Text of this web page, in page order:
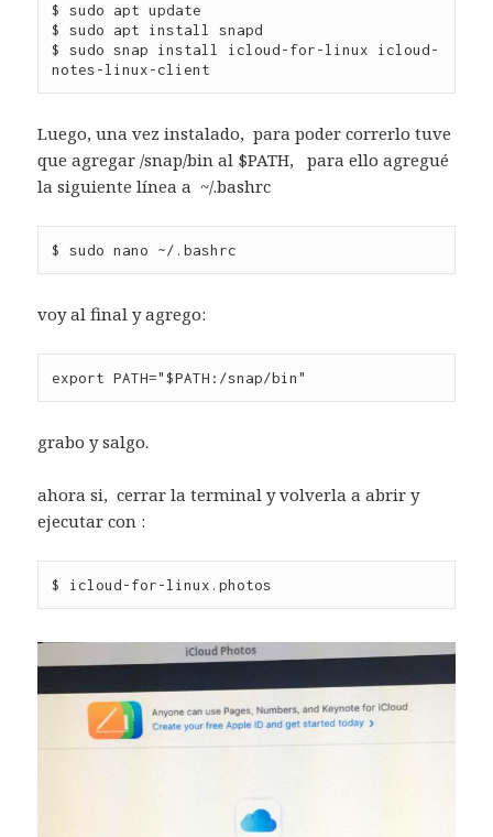
$ sudo apt update
$ sudo apt install snapd
$ sudo snap install icloud-for-linux icloud-
notes-linux-client
Luego, una vez instalado, para poder correrlo tuve
que agregar /snap/bin al $PATH, para ello agregué
la siguiente línea a ~/.bashrc
$ sudo nano ~/.bashrc
voy al final y agrego:
export PATH="$PATH:/snap/bin"
grabo y salgo.
ahora si, cerrar la terminal y volverla a abrir y
ejecutar con :
$ icloud-for-linux.photos